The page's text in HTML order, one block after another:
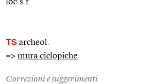
TS archeol.
=> mura ciclopiche
Correzioni e suggerimenti